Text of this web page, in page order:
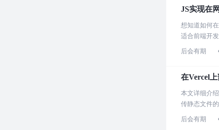
JS实现在
想知道如何
适合前端开
后会有期
在Vercel
本文详细介
传静态文件
后会有期